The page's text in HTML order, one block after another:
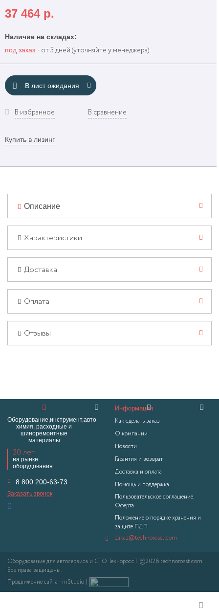
37 464р.
Наличие на складах:
под заказ - от 3 дней (уточняйте у менеджера)
В лист ожидания
В избранное В сравнение
Купить в лизинг
Описание
Характеристики
Доставка
Оплата
Отзывы
Оборудование,инструмент,авто
химия, расходные и
шиноремонтные
материалы
20 лет
на рынке
оборудования
8 800 200-63-73
Заказать звонок
Информация
Как сделать заказ
О компании
Новости
Гарантия и возврат
Доставка и оплата
Помощь и поддержка
Пользовательское соглашение.
Оферта
Положение о порядке хранения и
защите ПДП
zakaz@technorosst.com
Оборудование для автосервиса и СТО ТехнороссТ ©2026 technorosst.com.
Все права защищены.
Продвижение сайта - mStudio